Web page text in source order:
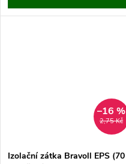
2,75 Kč
–16 %
Izolační zátka Bravoll EPS (70